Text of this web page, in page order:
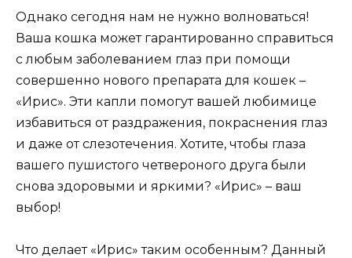
Однако сегодня нам не нужно волноваться!
Ваша кошка может гарантированно справиться
с любым заболеванием глаз при помощи
совершенно нового препарата для кошек –
«Ирис». Эти капли помогут вашей любимице
избавиться от раздражения, покраснения глаз
и даже от слезотечения. Хотите, чтобы глаза
вашего пушистого четвероного друга были
снова здоровыми и яркими? «Ирис» – ваш
выбор!
Что делает «Ирис» таким особенным? Данный